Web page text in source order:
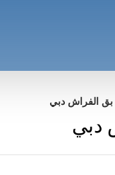
بق الفراش دبي
دبي